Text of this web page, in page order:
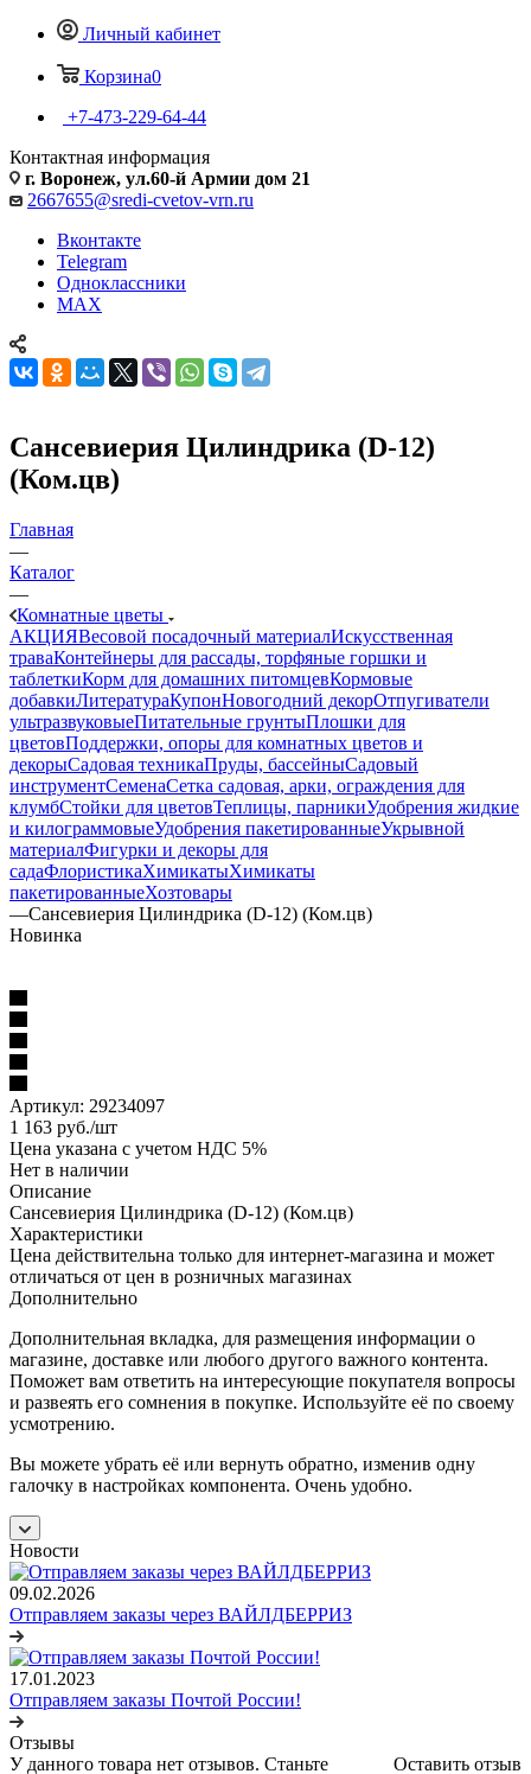
Личный кабинет
Корзина0
+7-473-229-64-44
Контактная информация
г. Воронеж, ул.60-й Армии дом 21
2667655@sredi-cvetov-vrn.ru
Вконтакте
Telegram
Одноклассники
MAX
Сансевиерия Цилиндрика (D-12)
(Ком.цв)
Главная
—
Каталог
—
Комнатные цветы
АКЦИЯВесовой посадочный материалИскусственная
траваКонтейнеры для рассады, торфяные горшки и
таблеткиКорм для домашних питомцевКормовые
добавкиЛитератураКупонНовогодний декорОтпугиватели
ультразвуковыеПитательные грунтыПлошки для
цветовПоддержки, опоры для комнатных цветов и
декорыСадовая техникаПруды, бассейныСадовый
инструментСеменаСетка садовая, арки, ограждения для
клумбСтойки для цветовТеплицы, парникиУдобрения жидкие
и килограммовыеУдобрения пакетированныеУкрывной
материалФигурки и декоры для
садаФлористикаХимикатыХимикаты
пакетированныеХозтовары
—Сансевиерия Цилиндрика (D-12) (Ком.цв)
Новинка
Артикул: 29234097
1 163 руб./шт
Цена указана с учетом НДС 5%
Нет в наличии
Описание
Сансевиерия Цилиндрика (D-12) (Ком.цв)
Характеристики
Цена действительна только для интернет-магазина и может
отличаться от цен в розничных магазинах
Дополнительно
Дополнительная вкладка, для размещения информации о
магазине, доставке или любого другого важного контента.
Поможет вам ответить на интересующие покупателя вопросы
и развеять его сомнения в покупке. Используйте её по своему
усмотрению.
Вы можете убрать её или вернуть обратно, изменив одну
галочку в настройках компонента. Очень удобно.
Новости
09.02.2026
Отправляем заказы через ВАЙЛДБЕРРИЗ
17.01.2023
Отправляем заказы Почтой России!
Отзывы
Оставить отзыв
У данного товара нет отзывов. Станьте